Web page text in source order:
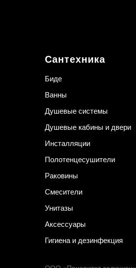
Сантехника
Биде
Ванны
Душевые системы
Душевые кабины и двери
Инсталляции
Полотенцесушители
Раковины
Смесители
Унитазы
Аксессуары
Гигиена и дезинфекция